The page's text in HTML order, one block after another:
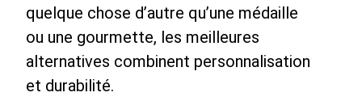
quelque chose d’autre qu’une médaille
ou une gourmette, les meilleures
alternatives combinent personnalisation
et durabilité.